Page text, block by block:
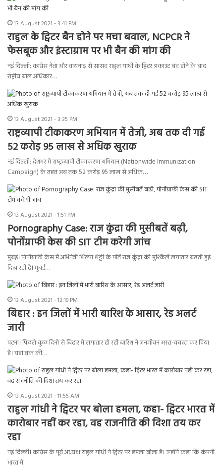
13 August 2021 - 3:41 PM
राहुल के ट्विटर बैन होने पर मचा बवाल, NCPCR ने
फेसबूक और इंस्टाग्राम पर भी बैन की मांग की
नई दिल्ली: कांग्रेस नेता और वायनाड़ से सांसद राहुल गांधी के ट्विटर अकाउंट बंद होने के बाद
राष्ट्रीय बाल अधिकार…
13 August 2021 - 3:35 PM
राष्ट्रव्यापी टीकाकरण अभियान में तेजी, अब तक दी गई
52 करोड़ 95 लाख से अधिक खुराक
नई दिल्ली: देशभर में राष्‍ट्रव्‍यापी टीकाकरण अभियान (Nationwide Immunization
Campaign) के तहत अब तक 52 करोड़ 95 लाख से अधिक…
13 August 2021 - 1:51 PM
Pornography Case: राज कुंद्रा की मुसीबतें बढ़ी,
पोर्नोग्राफी केस की SIT टीम करेगी जांच
मुंबई। पोर्नोग्राफी केस में अभिनेत्री शिल्पा शेट्टी के पति राज कुंद्रा की मुश्किलें लगातार बढ़ती हुई
दिख रही है। मुंबई…
13 August 2021 - 12:19 PM
बिहार : इन जिलों में भारी बारिश के आसार, रेड अलर्ट
जारी
पटना। पिछले कुछ दिनों से बिहार में लगातार हो रही बारिश ने जनजीवन अस्त-वयस्त कर दिया
है। यहां तक की…
13 August 2021 - 11:55 AM
राहुल गांधी ने ट्विटर पर बोला हमला, कहा- ट्विटर भारत में
कारोबार नहीं कर रहा, वह राजनीति की दिशा तय कर
रहा
नई दिल्‍ली। कांग्रेस के पूर्व अध्‍यक्ष राहुल गांधी ने ट्विटर पर हमला बोला है। उन्होंने कहा कि कंपनी
भारत में…